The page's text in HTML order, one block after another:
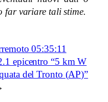
far variare tali stime.
05:35:11
epicentro “5 km W
del Tronto (AP)”